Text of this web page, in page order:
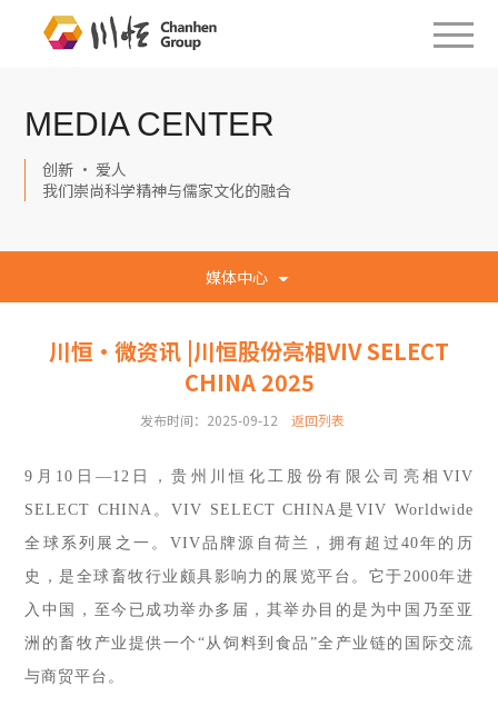
MEDIA CENTER
创新 · 爱人
我们崇尚科学精神与儒家文化的融合
媒体中心
川恒·微资讯 |川恒股份亮相VIV SELECT
CHINA 2025
发布时间：2025-09-12 返回列表
9月10日—12日，贵州川恒化工股份有限公司亮相VIV
SELECT CHINA。VIV SELECT CHINA是VIV Worldwide
全球系列展之一。VIV品牌源自荷兰，拥有超过40年的历
史，是全球畜牧行业颇具影响力的展览平台。它于2000年进
入中国，至今已成功举办多届， 其举办目的是 为中国乃至亚
洲的畜牧产业提供一个 “从饲料到食品”全产业链的国际交流
与商贸平台 。